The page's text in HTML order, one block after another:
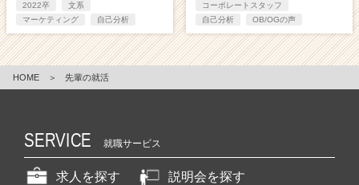
2022卒
文系
マーケティング
自己分析
コーポレートスタッフ
自己分析
OB/OGの声
HOME ＞ 先輩の就活
SERVICE 就職サービス
求人を探す
説明会を探す